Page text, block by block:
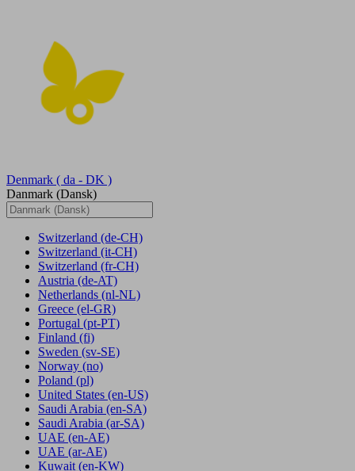
Denmark ( da - DK )
Danmark (Dansk)
Switzerland (de-CH)
Switzerland (it-CH)
Switzerland (fr-CH)
Austria (de-AT)
Netherlands (nl-NL)
Greece (el-GR)
Portugal (pt-PT)
Finland (fi)
Sweden (sv-SE)
Norway (no)
Poland (pl)
United States (en-US)
Saudi Arabia (en-SA)
Saudi Arabia (ar-SA)
UAE (en-AE)
UAE (ar-AE)
Kuwait (en-KW)